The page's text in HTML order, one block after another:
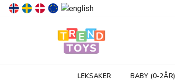
LEKSAKER BABY (0-2ÅR)